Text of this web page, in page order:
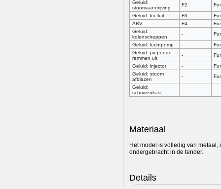
Geluid:
stoomaandrijving
F2
Geluid: locfluit
F3
ABV
F4
Geluid:
kolenscheppen
-
Geluid: luchtpomp
-
Geluid: piepende
remmen uit
-
Geluid: injector
-
Geluid: stoom
afblazen
-
Geluid:
schuivenkast
- -
Materiaal
Het model is volledig van
ondergebracht in de tender.
Details